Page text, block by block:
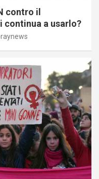
contro il
continua a usarlo?